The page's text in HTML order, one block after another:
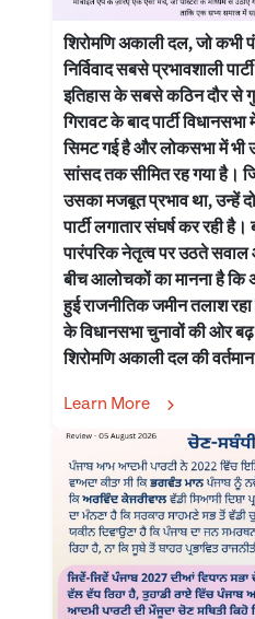
शिरोमणि अकाली दल, जो कभी
निर्विवाद सबसे प्रभावशाली
इतिहास के सबसे कठिन दौर से
गिरावट के बाद पार्टी
सिमट गई है और लोकसभा में भी
सांसद तक सीमित रह गया है।
उसका मजबूत प्रभाव था, उन्हें
पार्टी लगातार संघर्ष कर रही है।
पारंपरिक नेतृत्व पर उठते
बीच आलोचकों का मानना है कि
हुई राजनीतिक जमीन तलाश
के विधानसभा चुनावों की ओर
शिरोमणि अकाली दल की
Learn More